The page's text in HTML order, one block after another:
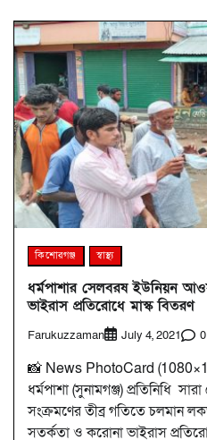
কিশোরগঞ্জ স্বাস্থ্য
ধর্মপাশার সেলবরষ ইউনিয়ন
ভাইরাস প্রতিরোধে মাস্ক বিতরণ
Farukuzzaman July 4, 2021 0
📸 News PhotoCard
ধর্মপাশা (সুনামগঞ্জ) প্রতিনিধি
সংক্রমণের তীব্র গতিতে চলমান
সতর্কতা ও করোনা ভাইরাস